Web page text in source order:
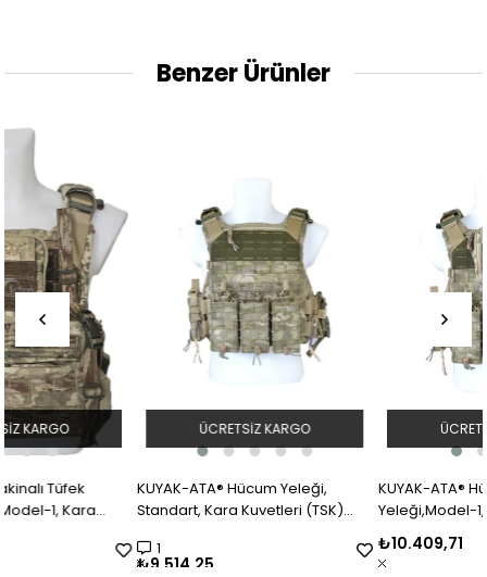
Benzer Ürünler
KUYAK-ATA® Hücum Yeleği,
Standart, Kara Kuvetleri (TSK)
ÜCRETSIZ KARGO
KUYAK-ATA® Hücum
Yeleği,Model-1, Kara Kuvetleri